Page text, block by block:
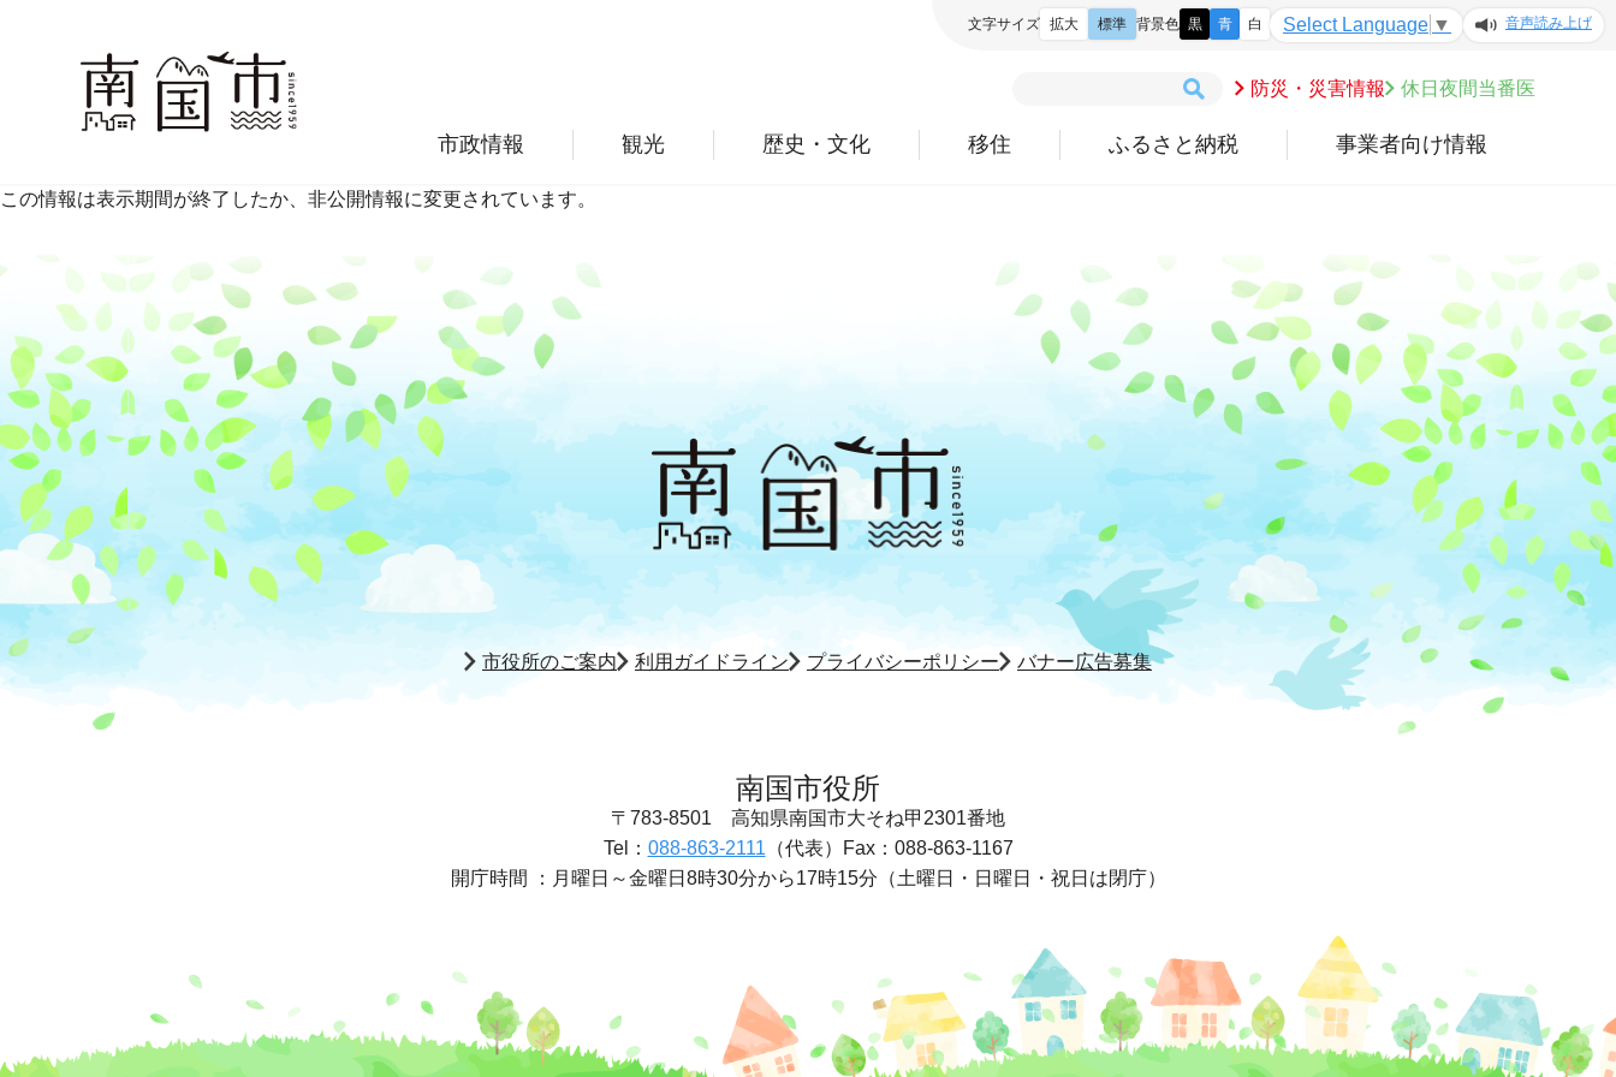
防災・災害情報 休日夜間当番医
市政情報 観光 歴史・文化 移住 ふるさと納税 事業者向け情報
文字サイズ 拡大 標準 背景色 黒 青 白 Select Language ▼ 音声読み上げ
この情報は表示期間が終了したか、非公開情報に変更されています。
市役所のご案内 利用ガイドライン プライバシーポリシー バナー広告募集
南国市役所
〒783-8501 高知県南国市大そね甲2301番地
Tel： 088-863-2111 （代表）
Fax：088-863-1167
開庁時間 ： 月曜日～金曜日8時30分から17時15分 （土曜日・日曜日・祝日は閉庁）